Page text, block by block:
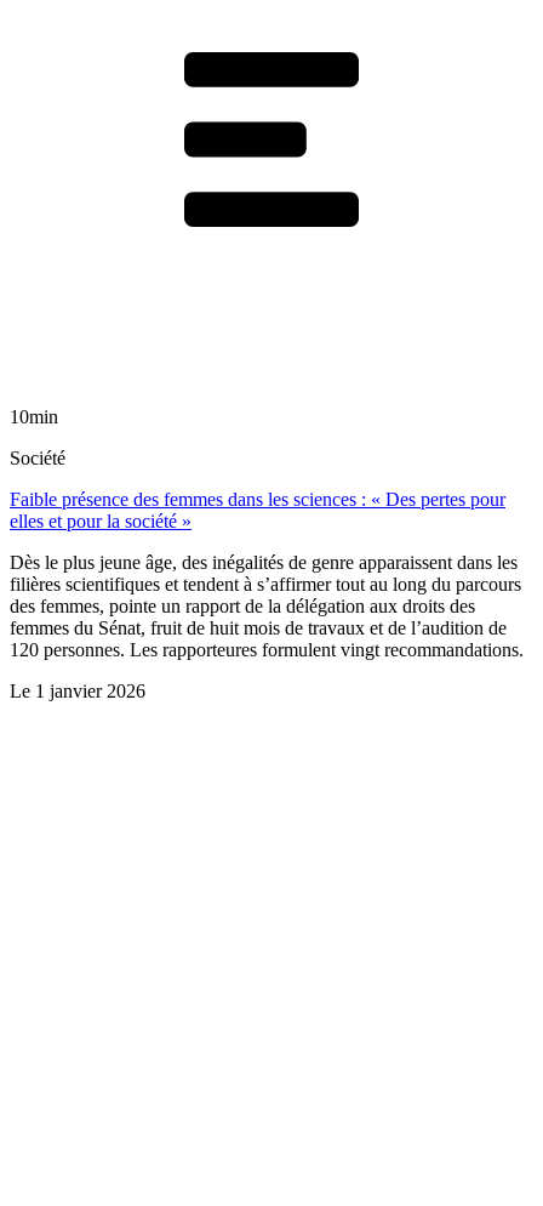
10min
Société
Faible présence des femmes dans les sciences : « Des pertes pour
elles et pour la société »
Dès le plus jeune âge, des inégalités de genre apparaissent dans les
filières scientifiques et tendent à s’affirmer tout au long du parcours
des femmes, pointe un rapport de la délégation aux droits des
femmes du Sénat, fruit de huit mois de travaux et de l’audition de
120 personnes. Les rapporteures formulent vingt recommandations.
Le 1 janvier 2026